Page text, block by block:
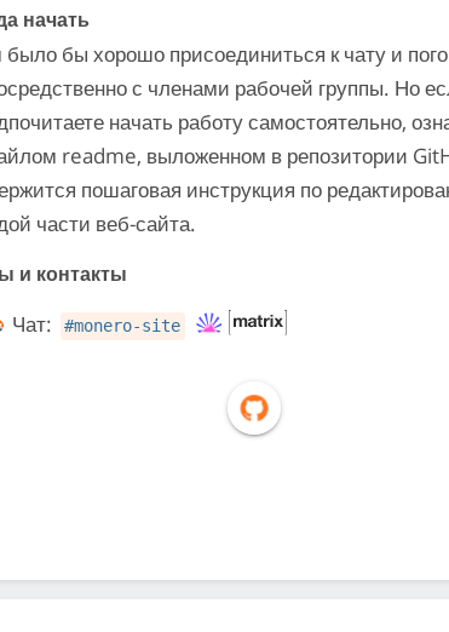
начать
бы хорошо присоединиться к чату и
с членами рабочей группы. Но
начать работу самостоятельно,
readme, выложенном в репозитории
пошаговая инструкция по
части веб-сайта.
и контакты
Чат: #monero-site